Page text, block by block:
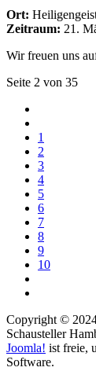
Ort:
Zeitraum: 21.
Wir freuen uns
Seite 2 von 35
1
2
3
4
5
6
7
8
9
10
Copyright ©
Schausteller
Joomla! ist freie,
Software.